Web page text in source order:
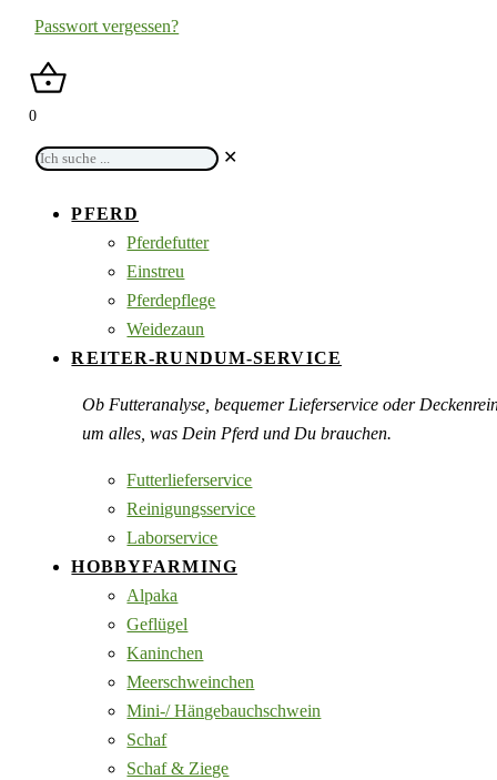
Passwort vergessen?
0
Ich
✕
PFERD
Pferdefutter
Einstreu
Pferdepflege
Weidezaun
REITER-RUNDUM-SERVICE
Ob Futteranalyse, bequemer Lieferservice oder
um alles, was Dein Pferd und Du brauchen.
Futterlieferservice
Reinigungsservice
Laborservice
HOBBYFARMING
Alpaka
Geflügel
Kaninchen
Meerschweinchen
Mini-/ Hängebauchschwein
Schaf
Schaf & Ziege